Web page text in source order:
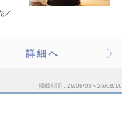
／
詳細へ
掲載期間 26/08/03～26/08/16